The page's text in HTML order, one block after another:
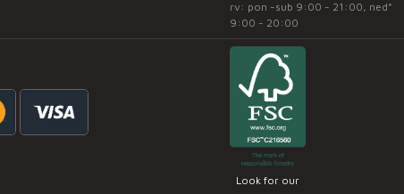
rv: pon -sub 9:00 - 21:00, ned*
9:00 - 20:00
Look for our